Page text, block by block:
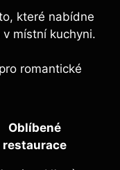
které⁣ nabídne
místní kuchyni.
romantické
Oblíbené
restaurace